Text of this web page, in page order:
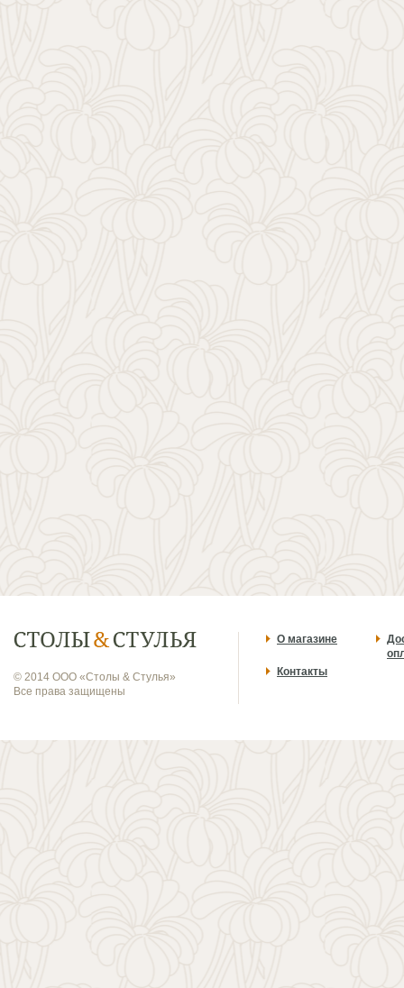
© 2014 ООО «Столы & Стулья»
Все права защищены
О магазине
Контакты